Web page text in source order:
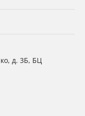
д. 3Б, БЦ